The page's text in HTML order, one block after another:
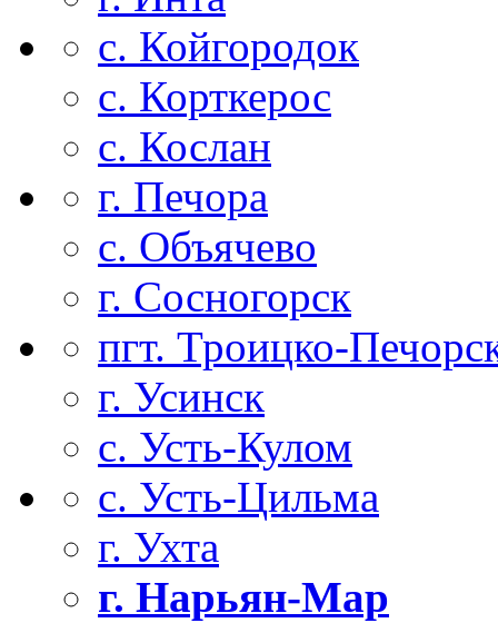
с. Койгородок
с. Корткерос
с. Кослан
г. Печора
с. Объячево
г. Сосногорск
пгт. Троицко-
г. Усинск
с. Усть-Кулом
с. Усть-Цильма
г. Ухта
г. Нарьян-Мар